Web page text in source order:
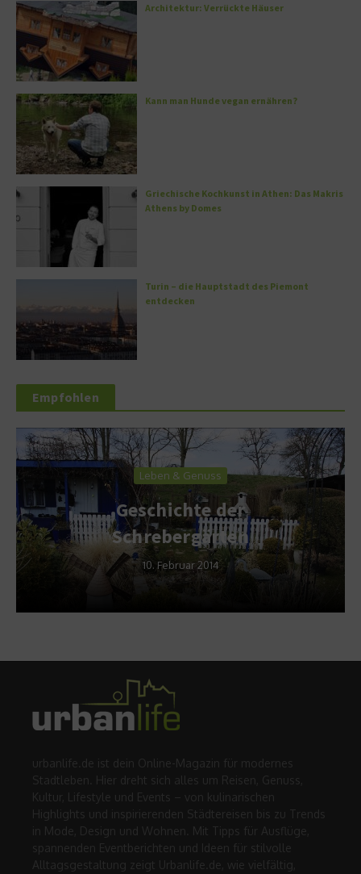
Architektur: Verrückte Häuser
Kann man Hunde vegan ernähren?
Griechische Kochkunst in Athen: Das Makris
Athens by Domes
Turin – die Hauptstadt des Piemont
entdecken
Empfohlen
Leben & Genuss
Geschichte der
Schrebergärten
10. Februar 2014
urbanlife.de ist dein Online-Magazin für modernes
Stadtleben. Hier dreht sich alles um Reisen, Genuss,
Kultur, Lifestyle und Events – von kulinarischen
Highlights und inspirierenden Städtereisen bis zu Trends
in Mode, Design und Wohnen. Mit Tipps für Ausflüge,
spannenden Eventberichten und Ideen für stilvolle
Alltagsgestaltung zeigt Urbanlife.de, wie vielfältig,